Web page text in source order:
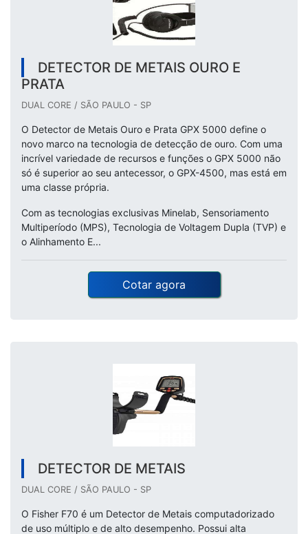
DETECTOR DE METAIS OURO E
PRATA
DUAL CORE / SÃO PAULO - SP
O Detector de Metais Ouro e Prata GPX 5000 define o
novo marco na tecnologia de detecção de ouro. Com uma
incrível variedade de recursos e funções o GPX 5000 não
só é superior ao seu antecessor, o GPX-4500, mas está em
uma classe própria.
Com as tecnologias exclusivas Minelab, Sensoriamento
Multiperíodo (MPS), Tecnologia de Voltagem Dupla (TVP) e
o Alinhamento E...
Cotar agora
DETECTOR DE METAIS
DUAL CORE / SÃO PAULO - SP
O Fisher F70 é um Detector de Metais computadorizado
de uso múltiplo e de alto desempenho. Possui alta